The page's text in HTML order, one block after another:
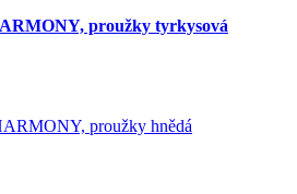
proužky tyrkysová